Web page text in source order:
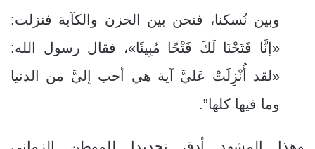
وبين نُسكنا، فنحن بين الحزن والكآبة فنزلت:
«إنَّا فَتَحْنَا لَكَ فَتْحًا مُبِينًا»، فقال رسول الله:
«لقد أُنْزِلَتْ عَليَّ آية هي أحب إليَّ من الدنيا
وما فيها كلها”.